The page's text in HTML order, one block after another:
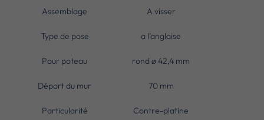
Assemblage A visser
Type de pose a l’anglaise
Pour poteau rond ø 42,4 mm
Déport du mur 70 mm
Particularité Contre-platine